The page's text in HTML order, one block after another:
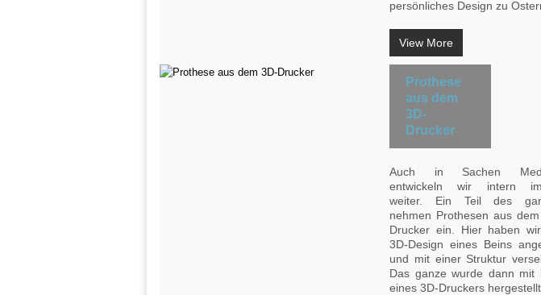
persönliches Design zu
View More
Prothese
aus dem
3D-
Drucker
Auch in Sachen
entwickeln wir intern
weiter. Ein Teil des
nehmen Prothesen aus
Drucker ein. Hier haben
3D-Design eines Beins
und mit einer Struktur
Das ganze wurde dann mit
eines 3D-Druckers hergestellt.